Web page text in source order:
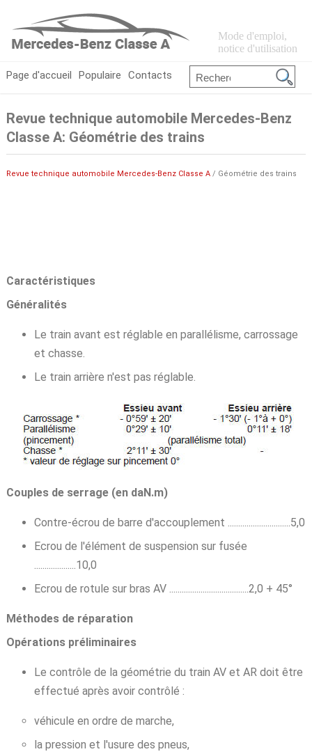
Mode d'emploi,
notice d'utilisation
Page d'accueil Populaire Contacts
Revue technique automobile Mercedes-Benz
Classe A: Géométrie des trains
Revue technique automobile Mercedes-Benz Classe A/ Géométrie des trains
Caractéristiques
Généralités
Le train avant est réglable en parallélisme, carrossage
et chasse.
Le train arrière n'est pas réglable.
Couples de serrage (en daN.m)
Contre-écrou de barre d'accouplement ..............................5,0
Ecrou de l'élément de suspension sur fusée
....................10,0
Ecrou de rotule sur bras AV ......................................2,0 + 45°
Méthodes de réparation
Opérations préliminaires
Le contrôle de la géométrie du train AV et AR doit être
effectué après avoir contrôlé :
véhicule en ordre de marche,
la pression et l'usure des pneus,